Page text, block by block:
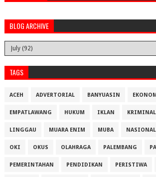
BLOG ARCHIVE
TAGS
ACEH ADVERTORIAL BANYUASIN
EMPATLAWANG HUKUM IKLAN KRIMINAL
LINGGAU MUARA ENIM MUBA NASIONAL
OKI OKUS OLAHRAGA PALEMBANG
PEMERINTAHAN PENDIDIKAN PERISTIWA